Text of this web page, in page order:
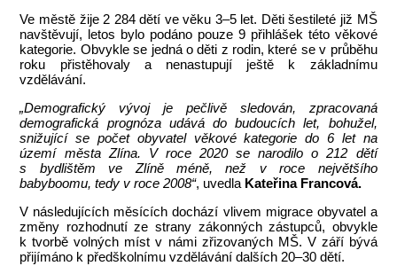
Ve městě žije 2 284 dětí ve věku 3–5 let. Děti šestileté již MŠ
navštěvují, letos bylo podáno pouze 9 přihlášek této věkové
kategorie. Obvykle se jedná o děti z rodin, které se v průběhu
roku přistěhovaly a nenastupují ještě k základnímu
vzdělávání.
„Demografický vývoj je pečlivě sledován, zpracovaná
demografická prognóza udává do budoucích let, bohužel,
snižující se počet obyvatel věkové kategorie do 6 let na
území města Zlína. V roce 2020 se narodilo o 212 dětí
s bydlištěm ve Zlíně méně, než v roce největšího
babyboomu, tedy v roce 2008“, uvedla Kateřina Francová.
V následujících měsících dochází vlivem migrace obyvatel a
změny rozhodnutí ze strany zákonných zástupců, obvykle
k tvorbě volných míst v námi zřizovaných MŠ. V září bývá
přijímáno k předškolnímu vzdělávání dalších 20–30 dětí.